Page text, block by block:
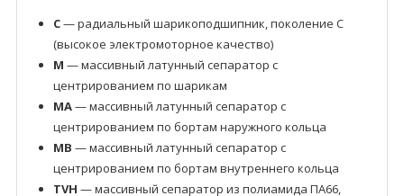
C— радиальный шарикоподшипник, поколение C
(высокое электромоторное качество)
M — массивный латунный сепаратор с
центрированием по шарикам
MA— массивный латунный сепаратор с
центрированием по бортам наружного кольца
MB — массивный латунный сепаратор с
центрированием по бортам внутреннего кольца
TVH — массивный сепаратор из полиамида ПА66,